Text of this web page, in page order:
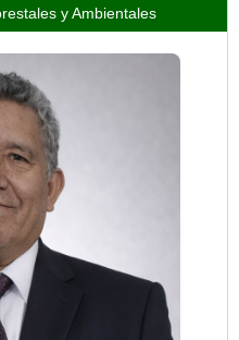
y Ambientales